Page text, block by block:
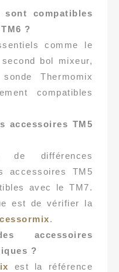
sont compatibles
?
comme le
bol mixeur,
Thermomix
compatibles
accessoires TM5
différences
accessoires TM5
avec le TM7.
est de vérifier la
.
accessoires
?
est la référence